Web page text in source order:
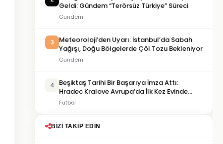
Geldi: Gündem “Terörsüz Türkiye” Süreci
Gündem
3
Meteoroloji’den Uyarı: İstanbul’da Sabah
Yağışı, Doğu Bölgelerde Çöl Tozu Bekleniyor
Gündem
4
Beşiktaş Tarihi Bir Başarıya İmza Attı:
Hradec Kralove Avrupa’da İlk Kez Evinde
Kaybetti
Futbol
BIZI TAKIP EDIN